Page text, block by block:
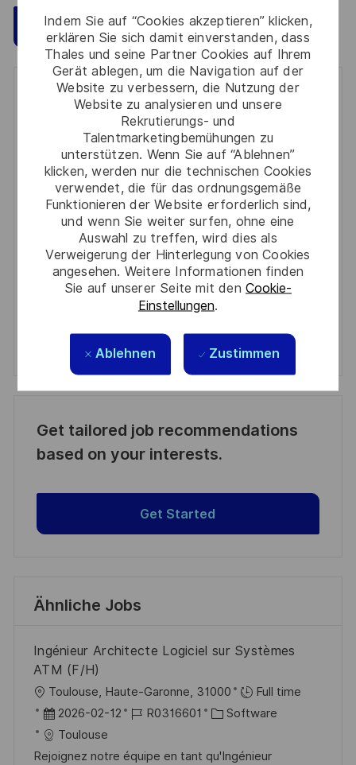
Indem Sie auf “Cookies akzeptieren” klicken,
erklären Sie sich damit einverstanden, dass
Thales und seine Partner Cookies auf Ihrem
Gerät ablegen, um die Navigation auf der
Website zu verbessern, die Nutzung der
Website zu analysieren und unsere
Rekrutierungs- und
Talentmarketingbemühungen zu
unterstützen. Wenn Sie auf “Ablehnen”
klicken, werden nur die technischen Cookies
verwendet, die für das ordnungsgemäße
Funktionieren der Website erforderlich sind,
und wenn Sie weiter surfen, ohne eine
Auswahl zu treffen, wird dies als
Verweigerung der Hinterlegung von Cookies
angesehen. Weitere Informationen finden
Sie auf unserer Seite mit den Cookie-
Einstellungen.
Ablehnen Zustimmen
Jetzt bewerben Speichern
Get notified for similar jobs
You'll receive updates once a week
Enter
Email
address
(Required)
Required
Prüfen Sie die Bedingungen für die Verarbeitung
persönlicher Daten und stimmen Sie ihnen zu
Aktivieren
Manage alerts
Get tailored job recommendations
based on your interests.
Get Started
Ähnliche Jobs
Ingénieur Architecte Logiciel sur Systèmes
ATM (F/H)
O
r
t
Toulouse, Haute-Garonne, 31000
Full time
D
a
t
2026-02-12
J
b
R0316601
K
t
Software
Toulouse
Rejoignez notre équipe en tant qu'Ingénieur